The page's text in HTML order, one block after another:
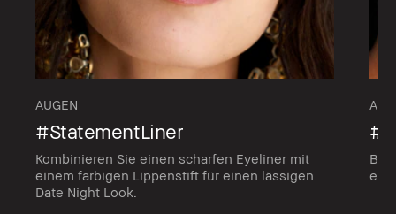
AUGEN
#StatementLiner
Kombinieren Sie einen scharfen Eyeliner mit
einem farbigen Lippenstift für einen lässigen
Date Night Look.